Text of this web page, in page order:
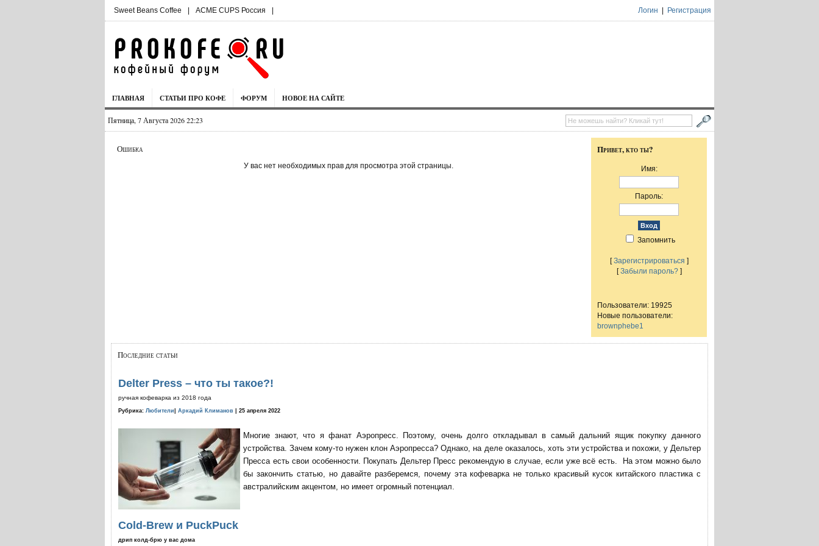
Sweet Beans Coffee | ACME CUPS Россия | Логин Регистрация
ГЛАВНАЯ СТАТЬИ ПРО КОФЕ ФОРУМ НОВОЕ НА САЙТЕ
Пятница, 7 Августа 2026 22:23
Ошибка
У вас нет необходимых прав для просмотра этой страницы.
Привет, кто ты?
Имя:
Пароль:
Запомнить
[Зарегистрироваться ]
[Забыли пароль?]
Пользователи: 19925
Новые пользователи:
brownphebe1
Последние статьи
Delter Press – что ты такое?!
ручная кофеварка из 2018 года
Рубрика: Любители Аркадий Климанов | 25 апреля 2022
Многие знают, что я фанат Аэропресс. Поэтому, очень долго откладывал в самый дальний ящик покупку данного
устройства. Зачем кому-то нужен клон Аэропресса? Однако, на деле оказалось, хоть эти устройства и похожи, у Дельтер
Пресса есть свои особенности. Покупать Дельтер Пресс рекомендую в случае, если уже всё есть. На этом можно было
бы закончить статью, но давайте разберемся, почему эта кофеварка не только красивый кусок китайского пластика с
австралийским акцентом, но имеет огромный потенциал.
Cold-Brew и PuckPuck
дрип колд-брю у вас дома